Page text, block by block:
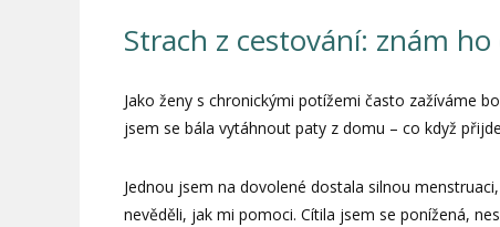
Strach z cestování: znám
Jako ženy s chronickými potížemi často zažíváme
jsem se bála vytáhnout paty z domu – co když
Jednou jsem na dovolené dostala silnou
nevěděli, jak mi pomoci. Cítila jsem se ponížená,